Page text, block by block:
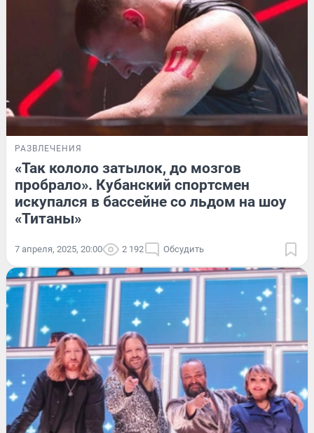
РАЗВЛЕЧЕНИЯ
«Так кололо затылок, до мозгов
пробрало». Кубанский спортсмен
искупался в бассейне со льдом на шоу
«Титаны»
7 апреля, 2025, 20:00 2 192 Обсудить